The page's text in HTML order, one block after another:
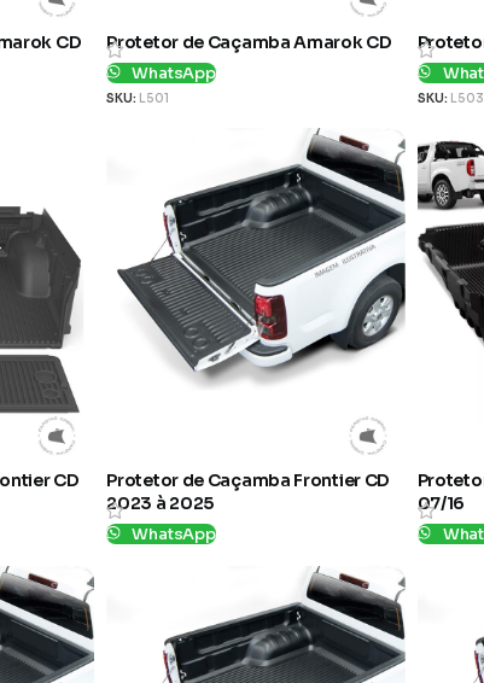
CD Protetor de Caçamba Amarok CD
WhatsApp
SKU: L501 SKU: L503
CD
Protetor de Caçamba Frontier CD
2023 à 2025
WhatsApp
07/16